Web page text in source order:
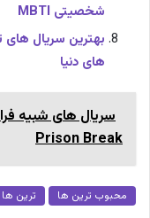
شخصیتی MBTI
های دنیا
Prison Break
محبوب ترین ها ترین ها